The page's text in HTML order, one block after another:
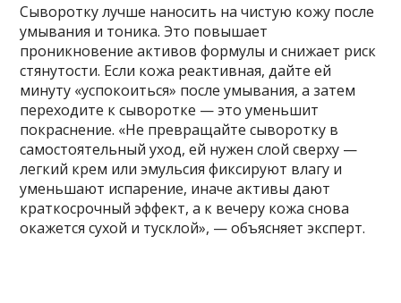
Сыворотку лучше наносить на чистую кожу после
умывания и тоника. Это повышает
проникновение активов формулы и снижает риск
стянутости. Если кожа реактивная, дайте ей
минуту «успокоиться» после умывания, а затем
переходите к сыворотке — это уменьшит
покраснение. «Не превращайте сыворотку в
самостоятельный уход, ей нужен слой сверху —
легкий крем или эмульсия фиксируют влагу и
уменьшают испарение, иначе активы дают
краткосрочный эффект, а к вечеру кожа снова
окажется сухой и тусклой», — объясняет эксперт.